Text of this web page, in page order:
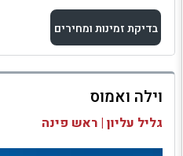
בדיקת זמינות ומחירים
למתחם זה
בדיקת זמינות ומחירים
וילה ואמוס
גליל עליון | ראש פינה